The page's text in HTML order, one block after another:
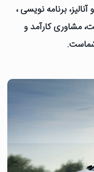
برنامه نویسی ،
مشاوری کارآمد و
شماست.